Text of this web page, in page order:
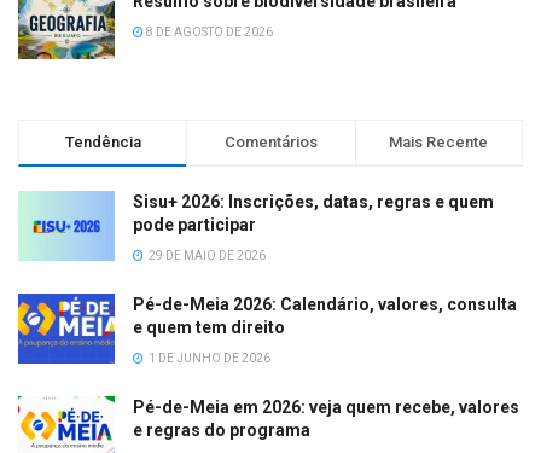
8 DE AGOSTO DE 2026
Tendência Comentários Mais Recente
Sisu+ 2026: Inscrições, datas, regras e quem
pode participar
29 DE MAIO DE 2026
Pé-de-Meia 2026: Calendário, valores, consulta
e quem tem direito
1 DE JUNHO DE 2026
Pé-de-Meia em 2026: veja quem recebe, valores
e regras do programa